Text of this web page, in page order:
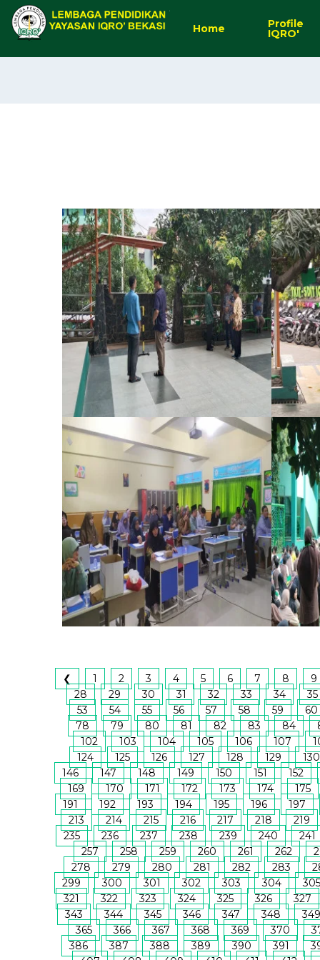
Home Profile
IQRO'
❮ 1 2 3 4 5 6 7 8
9
28
29 30 31 32 33 34
35
53
54 55 56 57 58 59
60
78
79 80 81 82 83 84
102
103 104 105 106 107
124
125 126 127 128 129
130
146
147 148 149 150 151
152
169
170 171 172 173 174
175
191
192 193 194 195 196
197
213
214 215 216 217 218
219
235
236 237 238 239 240
241
257
258 259 260 261 262
278
279 280 281 282 283
299
300 301 302 303 304
305
321
322 323 324 325 326
327
343
344 345 346 347 348
349
365
366 367 368 369 370
386
387 388 389 390 391